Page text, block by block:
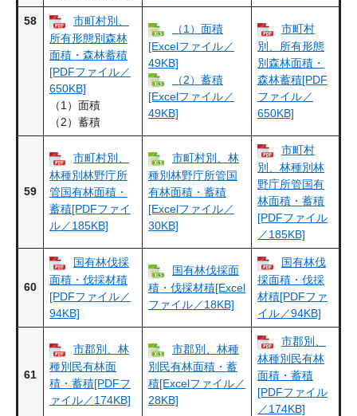
58
市町村別、
所有形態別森林
面積・森林蓄積
[PDFファイル／
650KB]
（1）面積
（2）蓄積
（1）面積
[Excelファイル／
49KB]
（2）蓄積
[Excelファイル／
49KB]
市町村
別、所有形態
別森林面積・
森林蓄積[PDF
ファイル／
650KB]
59
市町村別、
林種別林野庁所
管国有林面積・
蓄積[PDFファイ
ル／185KB]
市町村別、林
種別林野庁所管国
有林面積・蓄積
[Excelファイル／
30KB]
市町村
別、林種別林
野庁所管国有
林面積・蓄積
[PDFファイル
／185KB]
60
国有林伐採
面積・伐採材積
[PDFファイル／
94KB]
国有林伐採面
積・伐採材積[Excel
ファイル／18KB]
国有林伐
採面積・伐採
材積[PDFファ
イル／94KB]
61
市郡別、林
種別民有林面
積・蓄積[PDFフ
ァイル／174KB]
市郡別、林種
別民有林面積・蓄
積[Excelファイル／
28KB]
市郡別、
林種別民有林
面積・蓄積
[PDFファイル
／174KB]